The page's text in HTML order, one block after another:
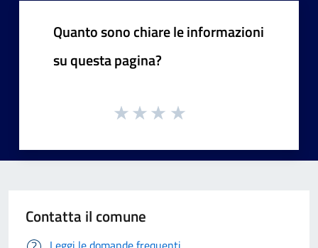
Quanto sono chiare le informazioni
su questa pagina?
Contatta il comune